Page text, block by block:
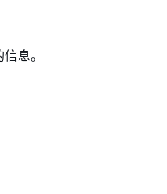
息。